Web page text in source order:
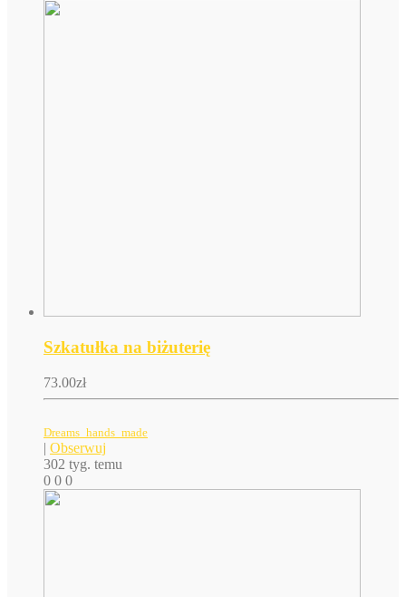
Szkatułka na biżuterię
73.00zł
Dreams_hands_made
| Obserwuj
302 tyg. temu
0 0 0